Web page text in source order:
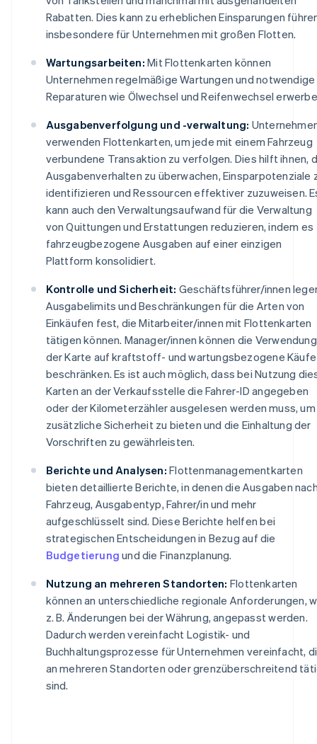
Rabatten. Dies kann zu erheblichen Einsparungen
insbesondere für Unternehmen mit großen Flotten.
Wartungsarbeiten: Mit Flottenkarten können
Unternehmen regelmäßige Wartungen und notwendige
Reparaturen wie Ölwechsel und Reifenwechsel
Ausgabenverfolgung und -verwaltung:
verwenden Flottenkarten, um jede mit einem Fahrzeug
verbundene Transaktion zu verfolgen. Dies hilft ihnen,
Ausgabenverhalten zu überwachen, Einsparpotenziale
identifizieren und Ressourcen effektiver zuzuweisen.
kann auch den Verwaltungsaufwand für die Verwaltung
von Quittungen und Erstattungen reduzieren, indem es
fahrzeugbezogene Ausgaben auf einer einzigen
Plattform konsolidiert.
Kontrolle und Sicherheit: Geschäftsführer/innen
Ausgabelimits und Beschränkungen für die Arten von
Einkäufen fest, die Mitarbeiter/innen mit Flottenkarten
tätigen können. Manager/innen können die Verwendung
der Karte auf kraftstoff- und wartungsbezogene Käufe
beschränken. Es ist auch möglich, dass bei Nutzung
Karten an der Verkaufsstelle die Fahrer-ID angegeben
oder der Kilometerzähler ausgelesen werden muss, um
zusätzliche Sicherheit zu bieten und die Einhaltung der
Vorschriften zu gewährleisten.
Berichte und Analysen: Flottenmanagementkarten
bieten detaillierte Berichte, in denen die Ausgaben
Fahrzeug, Ausgabentyp, Fahrer/in und mehr
aufgeschlüsselt sind. Diese Berichte helfen bei
strategischen Entscheidungen in Bezug auf die
Budgetierung und die Finanzplanung.
Nutzung an mehreren Standorten: Flottenkarten
können an unterschiedliche regionale Anforderungen,
z. B. Änderungen bei der Währung, angepasst werden.
Dadurch werden vereinfacht Logistik- und
Buchhaltungsprozesse für Unternehmen vereinfacht,
an mehreren Standorten oder grenzüberschreitend
sind.